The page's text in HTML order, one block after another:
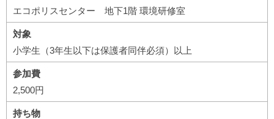
エコポリスセンター 地下1階 環境研修室
対象
小学生（3年生以下は保護者同伴必須）以上
参加費
2,500円
持ち物